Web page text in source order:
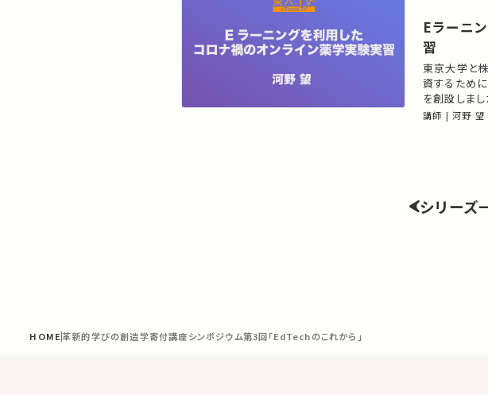
Eラーニ
習
東京大学と
資するため
を創設しま
て、教育へ
講師 | 河野 望
シリーズ
HOME革新的学びの創造学寄付講座シンポジウム第3回「EdTechのこれから」